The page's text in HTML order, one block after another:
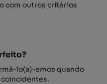
com outros critérios
lo(a)-emos quando